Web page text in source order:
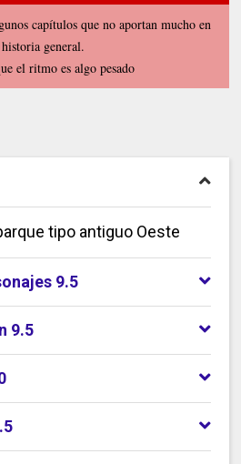
capítulos que no aportan mucho en
general.
el ritmo es algo pesado
tipo antiguo Oeste
9.5
9.5